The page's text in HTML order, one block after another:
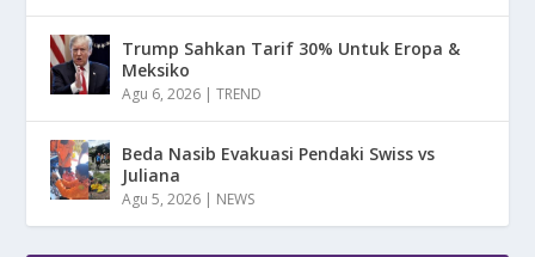
Trump Sahkan Tarif 30% Untuk Eropa &
Meksiko
Agu 6, 2026 |TREND
Beda Nasib Evakuasi Pendaki Swiss vs
Juliana
Agu 5, 2026 | NEWS